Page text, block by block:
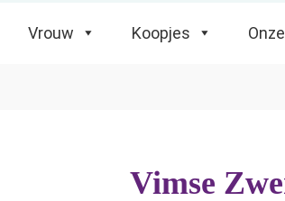
Vrouw Koopjes
Vimse